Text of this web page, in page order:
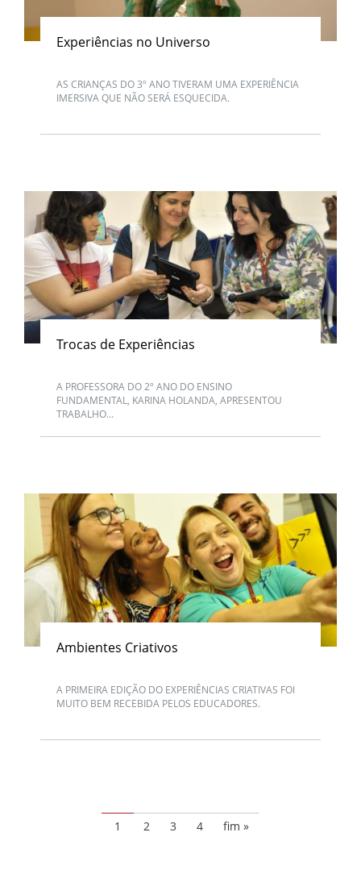
Experiências no Universo
AS CRIANÇAS DO 3º ANO TIVERAM UMA EXPERIÊNCIA
IMERSIVA QUE NÃO SERÁ ESQUECIDA.
Trocas de Experiências
A PROFESSORA DO 2º ANO DO ENSINO
FUNDAMENTAL, KARINA HOLANDA, APRESENTOU
TRABALHO...
Ambientes Criativos
A PRIMEIRA EDIÇÃO DO EXPERIÊNCIAS CRIATIVAS FOI
MUITO BEM RECEBIDA PELOS EDUCADORES.
1 2 3 4 fim »